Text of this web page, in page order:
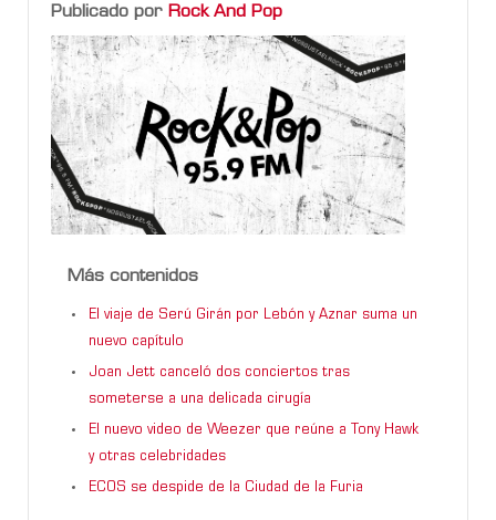
Publicado por Rock And Pop
Más contenidos
El viaje de Serú Girán por Lebón y Aznar suma un
nuevo capítulo
Joan Jett canceló dos conciertos tras
someterse a una delicada cirugía
El nuevo video de Weezer que reúne a Tony Hawk
y otras celebridades
ECOS se despide de la Ciudad de la Furia